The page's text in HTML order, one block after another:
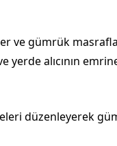
ve gümrük
yerde alıcının
düzenleyerek